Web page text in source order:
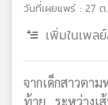
วันที่เผยแพร่ : 27 ต
เพิ่มในเพล
จากเด็กสาวตา